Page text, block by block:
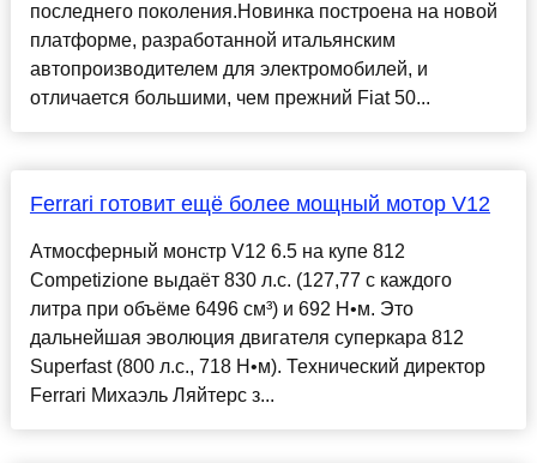
последнего поколения.Новинка построена на новой
платформе, разработанной итальянским
автопроизводителем для электромобилей, и
отличается большими, чем прежний Fiat 50...
Ferrari готовит ещё более мощный мотор V12
Атмосферный монстр V12 6.5 на купе 812
Competizione выдаёт 830 л.с. (127,77 с каждого
литра при объёме 6496 см³) и 692 Н•м. Это
дальнейшая эволюция двигателя суперкара 812
Superfast (800 л.с., 718 Н•м). Технический директор
Ferrari Михаэль Ляйтерс з...